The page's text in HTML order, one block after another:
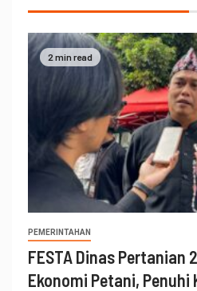
2 min read
PEMERINTAHAN
FESTA Dinas Pertanian
Ekonomi Petani, Penuhi